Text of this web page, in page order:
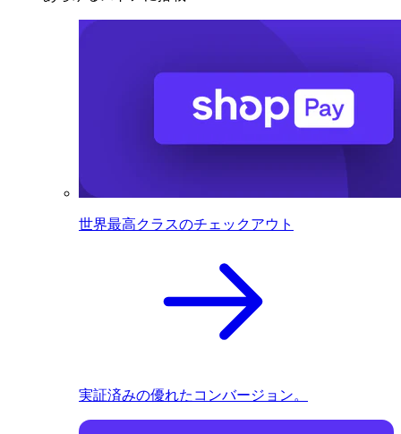
世界最高クラスのチェックアウト
実証済みの優れたコンバージョン。